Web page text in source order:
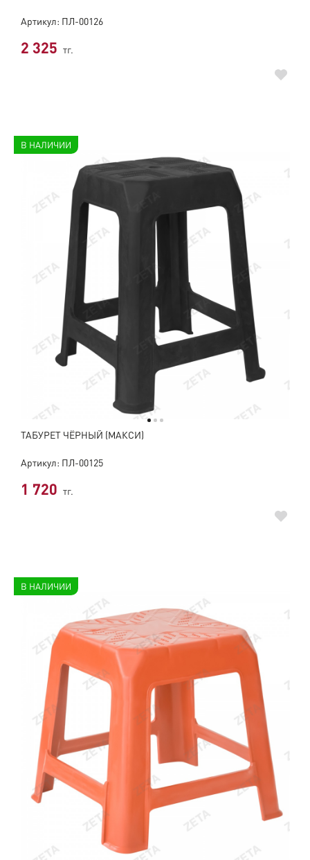
Артикул: ПЛ-00126
2 325 тг.
В НАЛИЧИИ
ТАБУРЕТ ЧЁРНЫЙ (МАКСИ)
Артикул: ПЛ-00125
1 720 тг.
В НАЛИЧИИ